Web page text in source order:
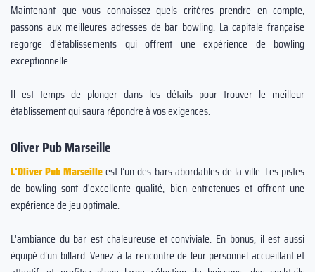
Maintenant que vous connaissez quels critères prendre en compte,
passons aux meilleures adresses de bar bowling. La capitale française
regorge d'établissements qui offrent une expérience de bowling
exceptionnelle.
Il est temps de plonger dans les détails pour trouver le meilleur
établissement qui saura répondre à vos exigences.
Oliver Pub Marseille
L'Oliver Pub Marseilleest l’un des bars abordables de la ville. Les pistes
de bowling sont d'excellente qualité, bien entretenues et offrent une
expérience de jeu optimale.
L'ambiance du bar est chaleureuse et conviviale. En bonus, il est aussi
équipé d’un billard. Venez à la rencontre de leur personnel accueillant et